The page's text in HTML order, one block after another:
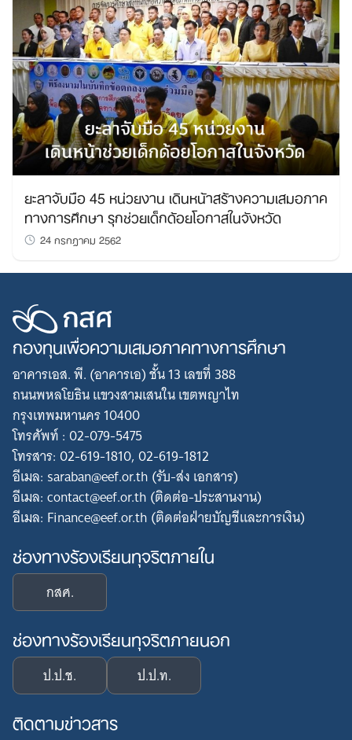
Search
for:
ยะลาจับมือ 45 หน่วยงาน เดินหน้าสร้างความเสมอภาค
ทางการศึกษา รุกช่วยเด็กด้อยโอกาสในจังหวัด
24 กรกฎาคม 2562
กองทุนเพื่อความเสมอภาคทางการศึกษา
อาคารเอส. พี. (อาคารเอ) ชั้น 13 เลขที่ 388
ถนนพหลโยธิน แขวงสามเสนใน เขตพญาไท
กรุงเทพมหานคร 10400
โทรศัพท์ : 02-079-5475
โทรสาร: 02-619-1810, 02-619-1812
อีเมล: saraban@eef.or.th (รับ-ส่ง เอกสาร)
อีเมล: contact@eef.or.th (ติดต่อ-ประสานงาน)
อีเมล: Finance@eef.or.th (ติดต่อฝ่ายบัญชีและการเงิน)
ช่องทางร้องเรียนทุจริตภายใน
กสศ.
ช่องทางร้องเรียนทุจริตภายนอก
ป.ป.ช. ป.ป.ท.
ติดตามข่าวสาร